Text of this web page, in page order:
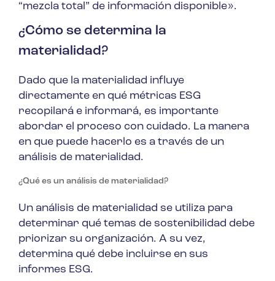
“mezcla total” de información disponible».
¿Cómo se determina la
materialidad?
Dado que la materialidad influye
directamente en qué métricas ESG
recopilará e informará, es importante
abordar el proceso con cuidado. La manera
en que puede hacerlo es a través de un
análisis de materialidad.
¿Qué es un análisis de materialidad?
Un análisis de materialidad se utiliza para
determinar qué temas de sostenibilidad debe
priorizar su organización. A su vez,
determina qué debe incluirse en sus
informes ESG.